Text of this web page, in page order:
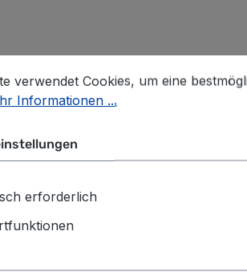
Cookies, um eine
verwendet Cookies, um eine
Informationen ...
erforderlich